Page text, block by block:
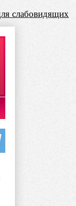
слабовидящих